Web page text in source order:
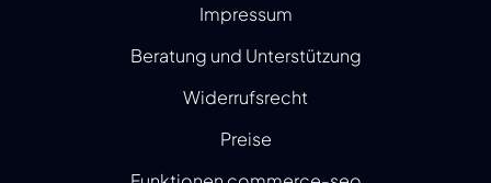
Impressum
Beratung und Unterstützung
Widerrufsrecht
Preise